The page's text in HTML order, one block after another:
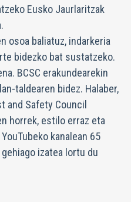
Eusko Jaurlaritzak
osoa baliatuz, indarkeria
bidezko bat sustatzeko.
BCSC erakundearekin
taldearen bidez. Halaber,
and Safety Council
horrek, estilo erraz eta
kanalean 65
izatea lortu du